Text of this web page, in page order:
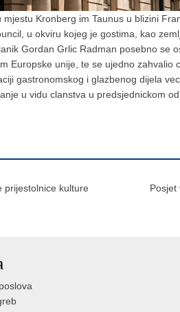
Kronberg im Taunus u blizini
u okviru kojeg je gostima, kao
Gordan Grlic Radman posebno se
Europske unije, te se ujedno zahvalio
gastronomskog i glazbenog dijela
u vidu clanstva u predsjednickom
prijestolnice kulture
Posjet